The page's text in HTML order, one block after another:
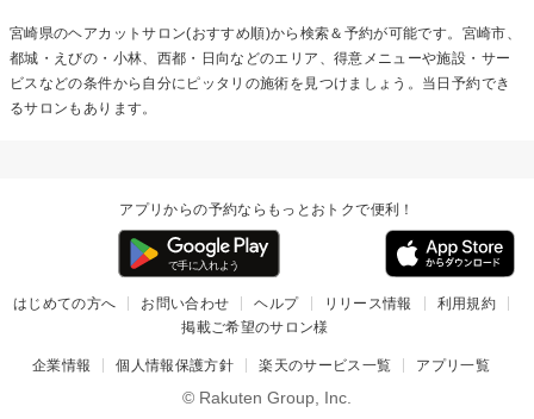
宮崎県のヘアカットサロン(おすすめ順)から検索＆予約が可能です。宮崎市、
都城・えびの・小林、西都・日向などのエリア、得意メニューや施設・サー
ビスなどの条件から自分にピッタリの施術を見つけましょう。当日予約でき
るサロンもあります。
アプリからの予約ならもっとおトクで便利！
はじめての方へ お問い合わせ ヘルプ リリース情報
利用規約
掲載ご希望のサロン様
企業情報 個人情報保護方針 楽天のサービス一覧 アプリ一覧
© Rakuten Group, Inc.